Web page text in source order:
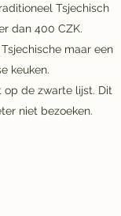
Tsjechisch
dan 400 CZK.
maar een
keuken.
op de zwarte lijst. Dit
niet bezoeken.